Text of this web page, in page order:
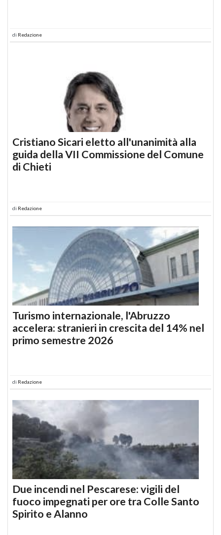
di Redazione
Cristiano Sicari eletto all'unanimità alla
guida della VII Commissione del Comune
di Chieti
di Redazione
Turismo internazionale, l'Abruzzo
accelera: stranieri in crescita del 14% nel
primo semestre 2026
di Redazione
Due incendi nel Pescarese: vigili del
fuoco impegnati per ore tra Colle Santo
Spirito e Alanno